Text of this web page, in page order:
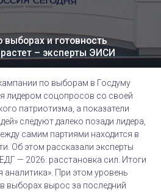
и готовность
– эксперты ЭИСИ
по выборам в Госдуму
лидером соцопросов со своей
патриотизма, а показатели
следуют далеко позади лидера,
самим партиями находится в
Об этом рассказали эксперты
— 2026: расстановка сил. Итоги
аналитика». При этом уровень
выборах вырос за последний